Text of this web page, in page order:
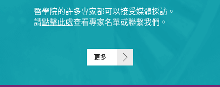
醫學院的許多專家都可以接受媒體採訪。
請點擊此處查看專家名單或聯繫我們。
更多